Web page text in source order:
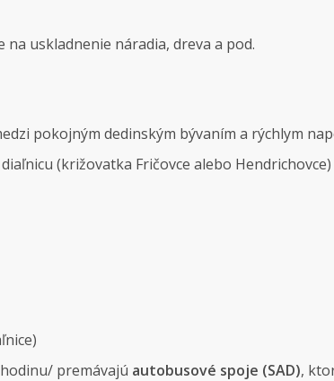
na uskladnenie náradia, dreva a pod.
pokojným dedinským bývaním a rýchlym
(križovatka Fričovce alebo
premávajú autobusové spoje (SAD),